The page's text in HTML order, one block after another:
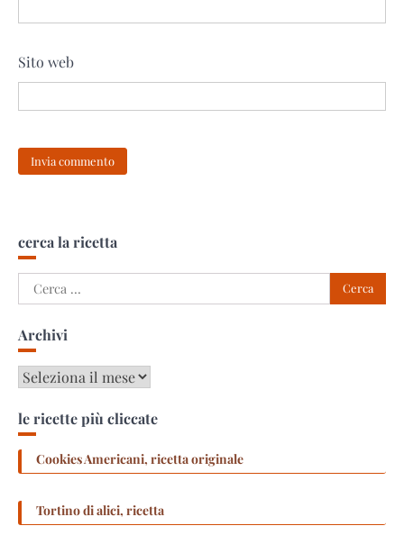
Sito web
cerca la ricetta
Ricerca
per:
Archivi
Archivi
le ricette più cliccate
Cookies Americani, ricetta originale
Tortino di alici, ricetta